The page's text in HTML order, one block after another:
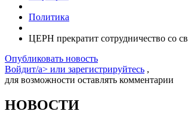
Политика
ЦЕРН прекратит сотрудничество со
Опубликовать новость
Войдит/a> или зарегистрируйтесь ,
для возможности оставлять комментарии
НОВОСТИ